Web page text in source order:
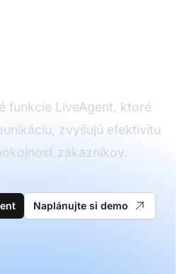
funkcie LiveAgent, ktoré
zvyšujú efektivitu
zákazníkov.
Naplánujte si demo